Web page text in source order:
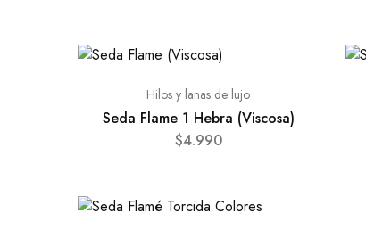
Hilos y lanas de lujo
Seda Flame 1 Hebra (Viscosa)
$4.990